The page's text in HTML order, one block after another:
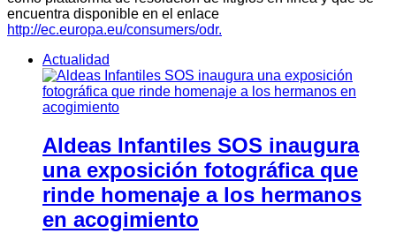
encuentra disponible en el enlace
http://ec.europa.eu/consumers/odr.
Actualidad
Aldeas Infantiles SOS inaugura
una exposición fotográfica que
rinde homenaje a los hermanos
en acogimiento